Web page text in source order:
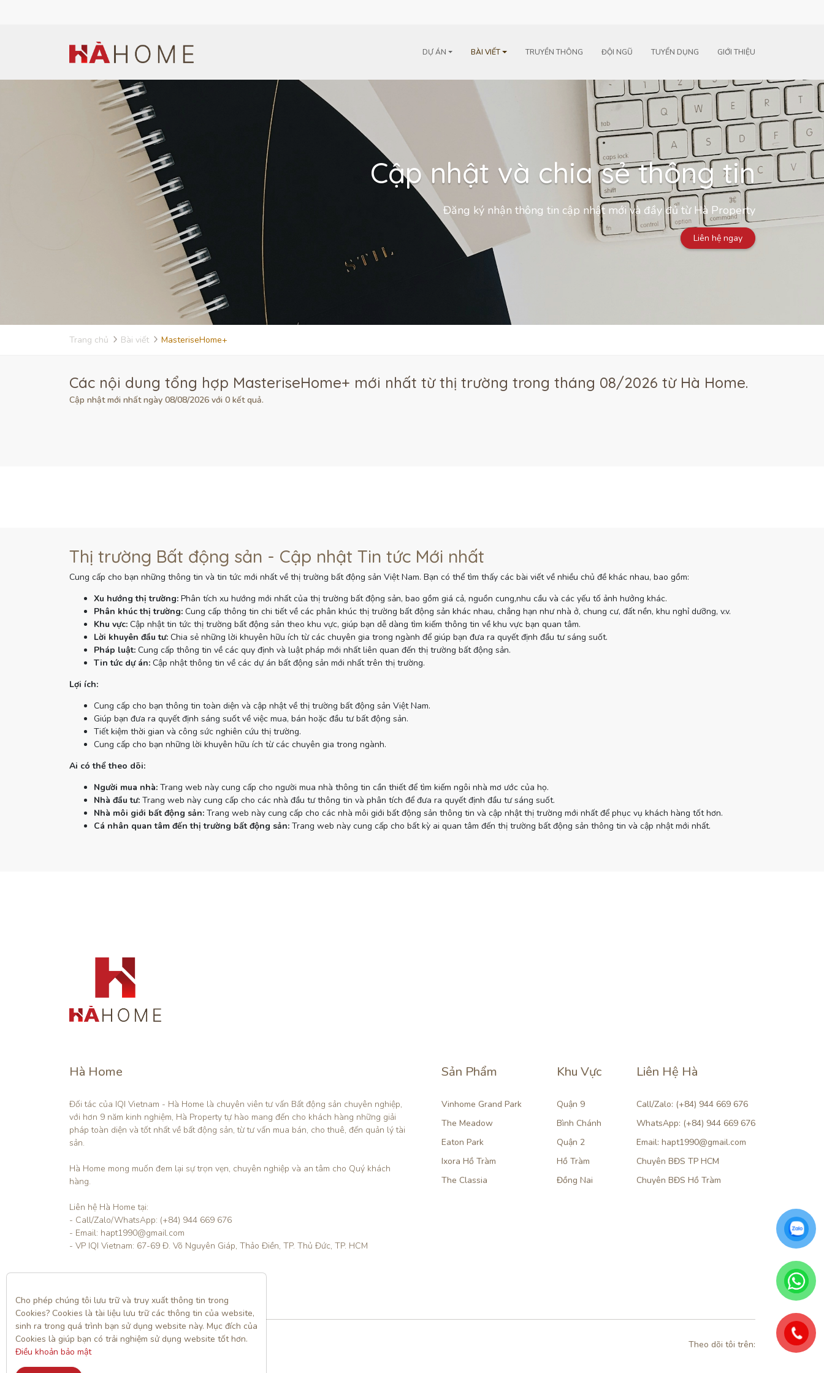
DỰ ÁN BÀI VIẾT TRUYỀN THÔNG ĐỘI NGŨ TUYỂN DỤNG GIỚI THIỆU
Cập nhật và chia sẻ thông tin
Đăng ký nhận thông tin cập nhật mới và đầy đủ từ Hà Property
Liên hệ ngay
Trang chủ Bài viết MasteriseHome+
Các nội dung tổng hợp MasteriseHome+ mới nhất từ thị trường trong tháng 08/2026 từ Hà Home.
Cập nhật mới nhất ngày 08/08/2026 với 0 kết quả.
Thị trường Bất động sản - Cập nhật Tin tức Mới nhất
Cung cấp cho bạn những thông tin và tin tức mới nhất về thị trường bất động sản Việt Nam. Bạn có thể tìm thấy các bài viết về nhiều chủ đề khác nhau, bao gồm:
Xu hướng thị trường:Phân tích xu hướng mới nhất của thị trường bất động sản, bao gồm giá cả, nguồn cung,nhu cầu và các yếu tố ảnh hưởng khác.
Phân khúc thị trường:Cung cấp thông tin chi tiết về các phân khúc thị trường bất động sản khác nhau, chẳng hạn như nhà ở, chung cư, đất nền, khu nghỉ dưỡng, v.v.
Khu vực:Cập nhật tin tức thị trường bất động sản theo khu vực, giúp bạn dễ dàng tìm kiếm thông tin về khu vực bạn quan tâm.
Lời khuyên đầu tư:Chia sẻ những lời khuyên hữu ích từ các chuyên gia trong ngành để giúp bạn đưa ra quyết định đầu tư sáng suốt.
Pháp luật:Cung cấp thông tin về các quy định và luật pháp mới nhất liên quan đến thị trường bất động sản.
Tin tức dự án:Cập nhật thông tin về các dự án bất động sản mới nhất trên thị trường.
Lợi ích:
Cung cấp cho bạn thông tin toàn diện và cập nhật về thị trường bất động sản Việt Nam.
Giúp bạn đưa ra quyết định sáng suốt về việc mua, bán hoặc đầu tư bất động sản.
Tiết kiệm thời gian và công sức nghiên cứu thị trường.
Cung cấp cho bạn những lời khuyên hữu ích từ các chuyên gia trong ngành.
Ai có thể theo dõi:
Người mua nhà:Trang web này cung cấp cho người mua nhà thông tin cần thiết để tìm kiếm ngôi nhà mơ ước của họ.
Nhà đầu tư:Trang web này cung cấp cho các nhà đầu tư thông tin và phân tích để đưa ra quyết định đầu tư sáng suốt.
Nhà môi giới bất động sản:Trang web này cung cấp cho các nhà môi giới bất động sản thông tin và cập nhật thị trường mới nhất để phục vụ khách hàng tốt hơn.
Cá nhân quan tâm đến thị trường bất động sản:Trang web này cung cấp cho bất kỳ ai quan tâm đến thị trường bất động sản thông tin và cập nhật mới nhất.
Hà Home
Đối tác của IQI Vietnam - Hà Home là chuyên viên tư vấn Bất động sản chuyên nghiệp,
với hơn 9 năm kinh nghiệm, Hà Property tự hào mang đến cho khách hàng những giải
pháp toàn diện và tốt nhất về bất động sản, từ tư vấn mua bán, cho thuê, đến quản lý tài
sản.
Hà Home mong muốn đem lại sự trọn vẹn, chuyên nghiệp và an tâm cho Quý khách
hàng.
Liên hệ Hà Home tại:
- Call/Zalo/WhatsApp: (+84) 944 669 676
- Email: hapt1990@gmail.com
- VP IQI Vietnam: 67-69 Đ. Võ Nguyên Giáp, Thảo Điền, TP. Thủ Đức, TP. HCM
Sản Phẩm
Vinhome Grand Park
The Meadow
Eaton Park
Ixora Hồ Tràm
The Classia
Khu Vực
Quận 9
Bình Chánh
Quận 2
Hồ Tràm
Đồng Nai
Liên Hệ Hà
Call/Zalo: (+84) 944 669 676
WhatsApp: (+84) 944 669 676
Email: hapt1990@gmail.com
Chuyên BĐS TP HCM
Chuyên BĐS Hồ Tràm
Theo dõi tôi trên:
Cho phép chúng tôi lưu trữ và truy xuất thông tin trong
Cookies? Cookies là tài liệu lưu trữ các thông tin của website,
sinh ra trong quá trình bạn sử dụng website này. Mục đích của
Điều khoản bảo mật